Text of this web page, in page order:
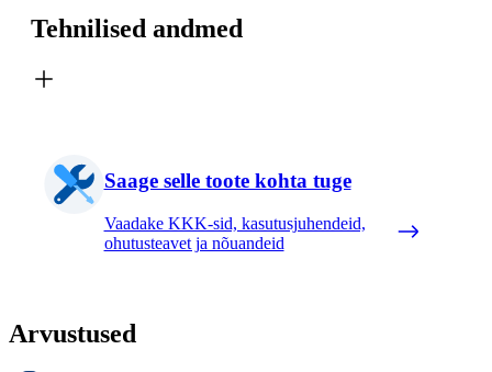
Tehnilised andmed
Saage selle toote kohta tuge
Vaadake KKK-sid, kasutusjuhendeid,
ohutusteavet ja nõuandeid
Arvustused